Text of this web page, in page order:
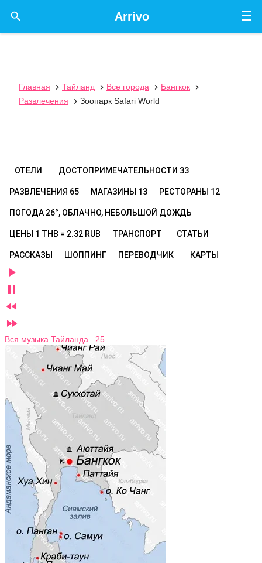
☰
Arrivo

Главная  Тайланд  Все города  Бангкок

Развлечения
 Зоопарк Safari World
ОТЕЛИ ДОСТОПРИМЕЧАТЕЛЬНОСТИ 33
РАЗВЛЕЧЕНИЯ 65 МАГАЗИНЫ 13 РЕСТОРАНЫ 12
ПОГОДА 26°, ОБЛАЧНО, НЕБОЛЬШОЙ ДОЖДЬ
ЦЕНЫ 1 THB = 2.32 RUB ТРАНСПОРТ СТАТЬИ
РАССКАЗЫ ШОППИНГ ПЕРЕВОДЧИК КАРТЫ




Вся музыка Тайланда 25